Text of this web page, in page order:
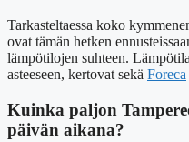
Tarkasteltaessa koko
ovat tämän hetken
lämpötilojen suhteen.
asteeseen, kertovat sekä Foreca
Kuinka paljon
päivän aikana?